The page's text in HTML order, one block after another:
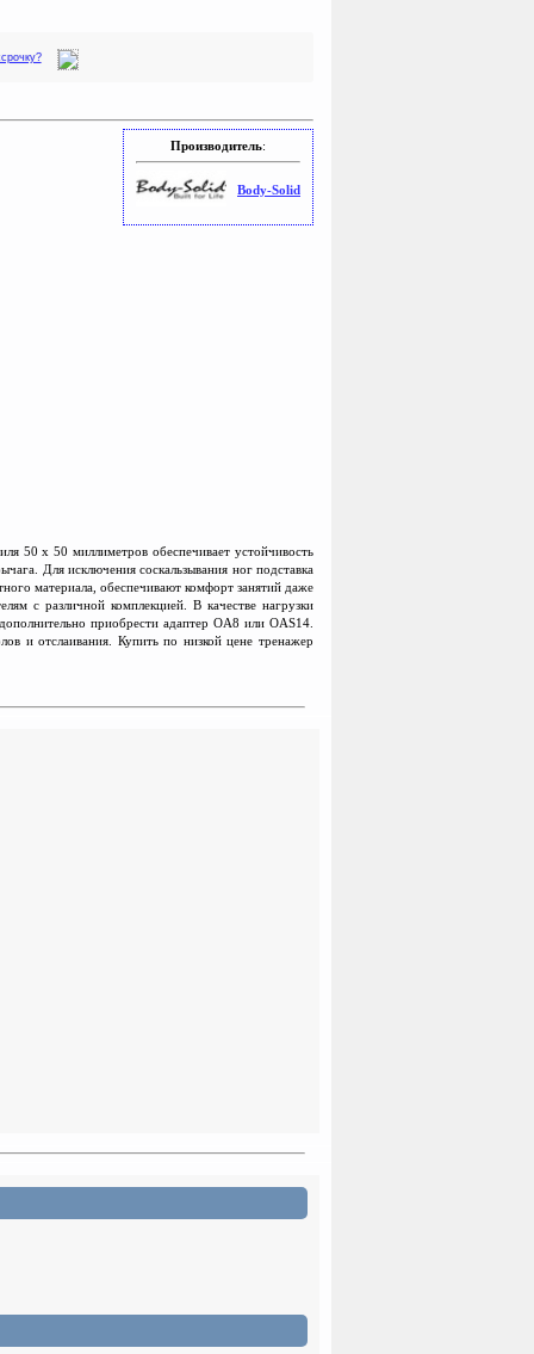
Производитель:
Body-Solid
50 х 50 миллиметров обеспечивает устойчивость
Для исключения соскальзывания ног подставка
материала, обеспечивают комфорт занятий даже
с различной комплекцией. В качестве нагрузки
приобрести адаптер OA8 или OAS14.
и отслаивания. Купить по низкой цене тренажер